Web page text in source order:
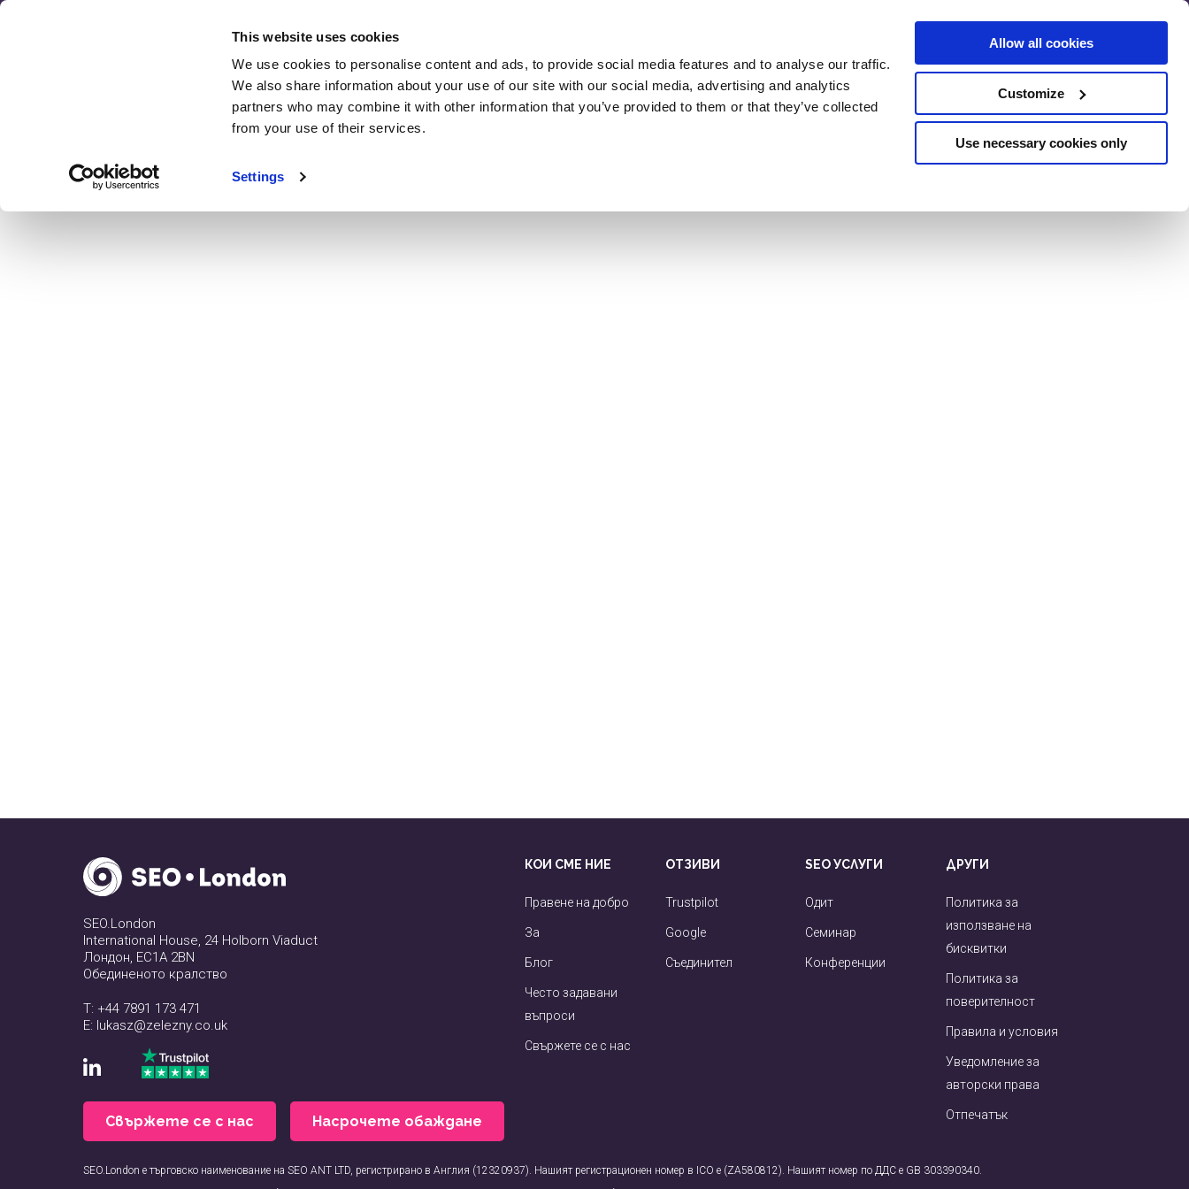
This website uses cookies
We use cookies to personalise content and ads, to provide social media features and to analyse our traffic.
We also share information about your use of our site with our social media, advertising and analytics
partners who may combine it with other information that you’ve provided to them or that they’ve collected
from your use of their services.
Settings
Allow all cookies
Customize
Use necessary cookies only
Преминаване
SEO Изтегляне SEO Блог
Ресурси
Отзиви
Предварителна оценка на
SEO
ИЗБЕРЕТЕ ПОДХОДЯЩИЯ ЗА ВАШИЯ КАЛЕНДАР ИНТЕРВАЛ. РАЗГОВОРЪТ ЩЕ СЕ ПРОВЕДЕ ЧРЕЗ GOOGLE MEET (ПОДРОБНОСТИ ЩЕ НАМЕРИТЕ В ИМЕЙЛА).
SEO.London
International House, 24 Holborn Viaduct
Лондон, EC1A 2BN
Обединеното кралство
T: +44 7891 173 471
E: lukasz@zelezny.co.uk
Свържете се с нас Насрочете обаждане
КОИ СМЕ НИЕ
Правене на добро
За
Блог
Често задавани
въпроси
Свържете се с нас
ОТЗИВИ
Trustpilot
Google
Съединител
SEO УСЛУГИ
Одит
Семинар
Конференции
ДРУГИ
Политика за
използване на
бисквитки
Политика за
поверителност
Правила и условия
Уведомление за
авторски права
Отпечатък
SEO.London е търговско наименование на SEO ANT LTD, регистрирано в Англия (12320937). Нашият регистрационен номер в ICO е (ZA580812). Нашият номер по ДДС е GB 303390340.